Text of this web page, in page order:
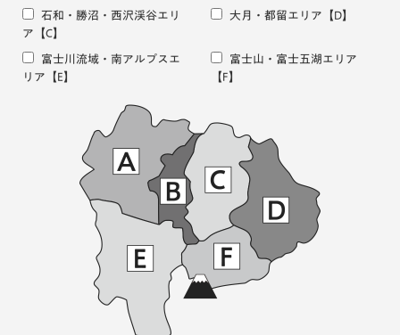
石和・勝沼・西沢渓谷エリ
ア 【C】
大月・都留エリア 【D】
富士川流域・南アルプスエ
リア 【E】
富士山・富士五湖エリア
【F】